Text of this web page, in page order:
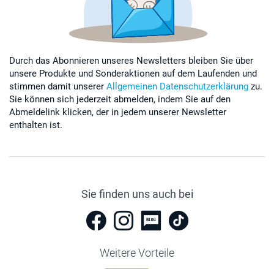
Durch das Abonnieren unseres Newsletters bleiben Sie über
unsere Produkte und Sonderaktionen auf dem Laufenden und
stimmen damit unserer Allgemeinen Datenschutzerklärung zu.
Sie können sich jederzeit abmelden, indem Sie auf den
Abmeldelink klicken, der in jedem unserer Newsletter
enthalten ist.
Sie finden uns auch bei
Weitere Vorteile